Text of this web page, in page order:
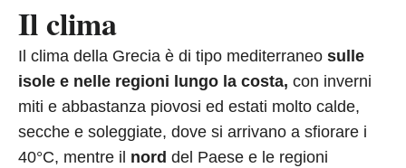
Il clima
Il clima della Grecia è di tipo mediterraneo sulle
isole e nelle regioni lungo la costa, con inverni
miti e abbastanza piovosi ed estati molto calde,
secche e soleggiate, dove si arrivano a sfiorare i
40°C, mentre il nord del Paese e le regioni